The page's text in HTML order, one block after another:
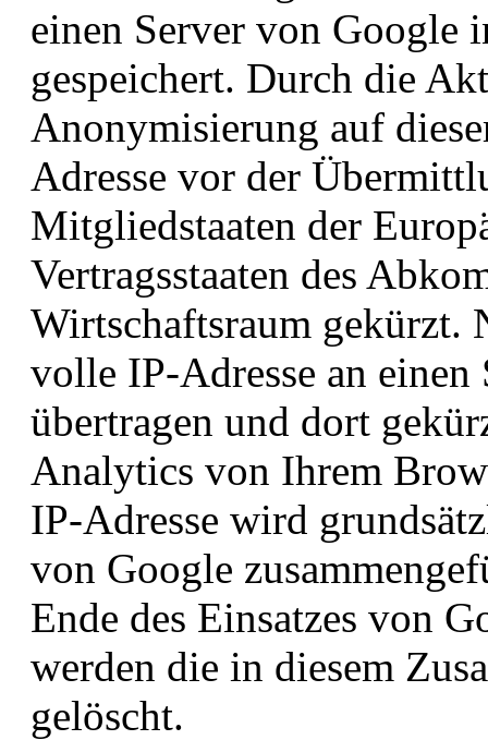
einen Server von Google
gespeichert. Durch die
Anonymisierung auf
Adresse vor der
Mitgliedstaaten der
Vertragsstaaten des
Wirtschaftsraum gekürzt.
volle IP-Adresse an
übertragen und dort
Analytics von Ihrem
IP-Adresse wird
von Google
Ende des Einsatzes von
werden die in diesem
gelöscht.